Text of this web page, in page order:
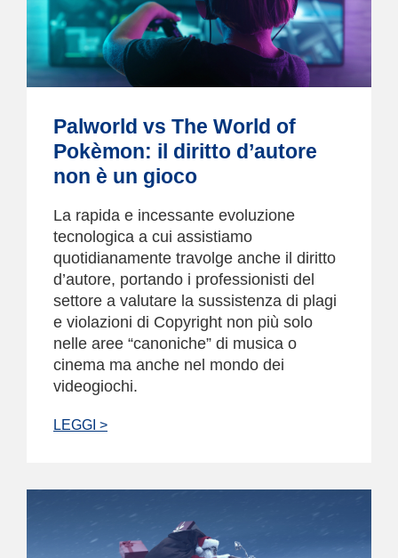
Palworld vs The World of
Pokèmon: il diritto d’autore
non è un gioco
La rapida e incessante evoluzione
tecnologica a cui assistiamo
quotidianamente travolge anche il diritto
d’autore, portando i professionisti del
settore a valutare la sussistenza di plagi
e violazioni di Copyright non più solo
nelle aree “canoniche” di musica o
cinema ma anche nel mondo dei
videogiochi.
LEGGI >